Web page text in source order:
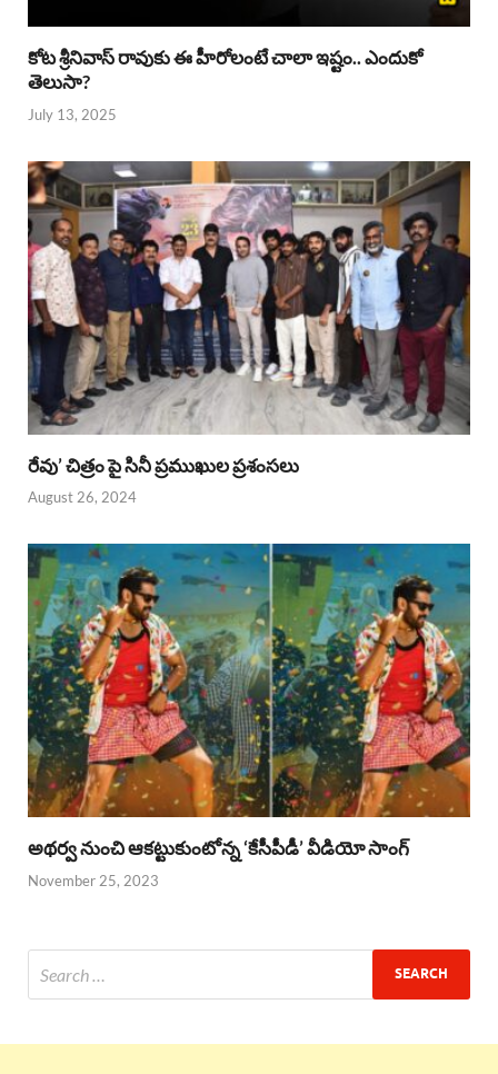
కోట శ్రీనివాస్ రావుకు ఈ హీరోలంటే చాలా ఇష్టం.. ఎందుకో
తెలుసా?
July 13, 2025
రేవు’ చిత్రం పై సినీ ప్రముఖుల ప్రశంసలు
August 26, 2024
అథర్వ నుంచి ఆకట్టుకుంటోన్న ‘కేసీపీడీ’ వీడియో సాంగ్
November 25, 2023